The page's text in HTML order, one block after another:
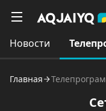
Новости
Главная